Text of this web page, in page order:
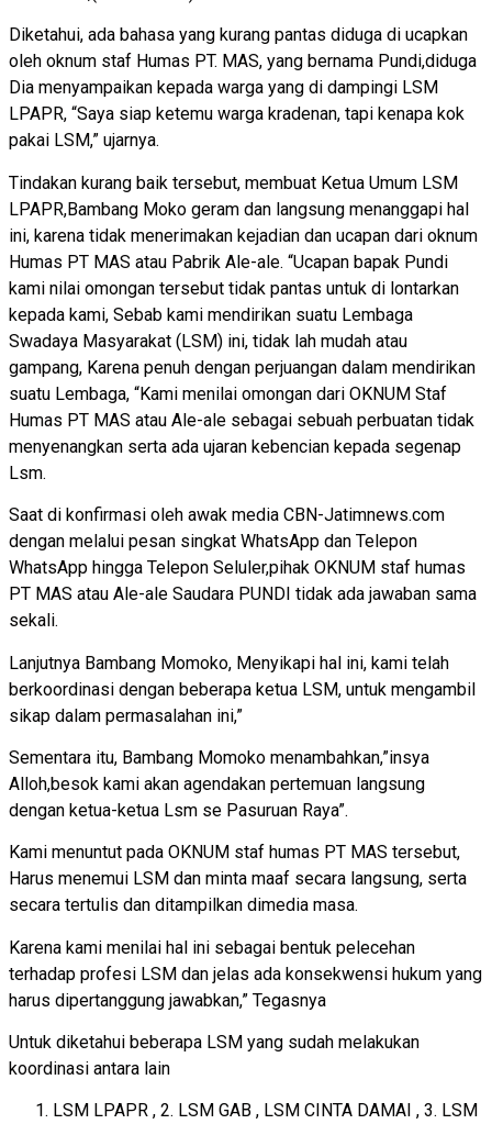
Diketahui, ada bahasa yang kurang pantas diduga di ucapkan
oleh oknum staf Humas PT. MAS, yang bernama Pundi,diduga
Dia menyampaikan kepada warga yang di dampingi LSM
LPAPR, “Saya siap ketemu warga kradenan, tapi kenapa kok
pakai LSM,” ujarnya.
Tindakan kurang baik tersebut, membuat Ketua Umum LSM
LPAPR,Bambang Moko geram dan langsung menanggapi hal
ini, karena tidak menerimakan kejadian dan ucapan dari oknum
Humas PT MAS atau Pabrik Ale-ale. “Ucapan bapak Pundi
kami nilai omongan tersebut tidak pantas untuk di lontarkan
kepada kami, Sebab kami mendirikan suatu Lembaga
Swadaya Masyarakat (LSM) ini, tidak lah mudah atau
gampang, Karena penuh dengan perjuangan dalam mendirikan
suatu Lembaga, “Kami menilai omongan dari OKNUM Staf
Humas PT MAS atau Ale-ale sebagai sebuah perbuatan tidak
menyenangkan serta ada ujaran kebencian kepada segenap
Lsm.
Saat di konfirmasi oleh awak media CBN-Jatimnews.com
dengan melalui pesan singkat WhatsApp dan Telepon
WhatsApp hingga Telepon Seluler,pihak OKNUM staf humas
PT MAS atau Ale-ale Saudara PUNDI tidak ada jawaban sama
sekali.
Lanjutnya Bambang Momoko, Menyikapi hal ini, kami telah
berkoordinasi dengan beberapa ketua LSM, untuk mengambil
sikap dalam permasalahan ini,”
Sementara itu, Bambang Momoko menambahkan,”insya
Alloh,besok kami akan agendakan pertemuan langsung
dengan ketua-ketua Lsm se Pasuruan Raya”.
Kami menuntut pada OKNUM staf humas PT MAS tersebut,
Harus menemui LSM dan minta maaf secara langsung, serta
secara tertulis dan ditampilkan dimedia masa.
Karena kami menilai hal ini sebagai bentuk pelecehan
terhadap profesi LSM dan jelas ada konsekwensi hukum yang
harus dipertanggung jawabkan,” Tegasnya
Untuk diketahui beberapa LSM yang sudah melakukan
koordinasi antara lain
LSM LPAPR , 2. LSM GAB , LSM CINTA DAMAI , 3. LSM